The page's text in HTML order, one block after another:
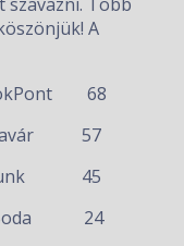
A
68
57
45
24